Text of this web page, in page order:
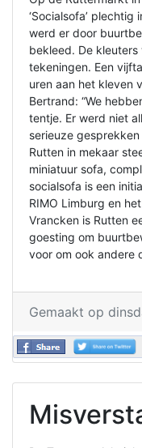
‘Socialsofa’
werd er door
bekleed. De kleuters
tekeningen. Een
uren aan het kleven
Bertrand: “We
tentje. Er werd niet
serieuze
Rutten in mekaar
miniatuur sofa,
socialsofa is een
RIMO Limburg en
Vrancken is Rutten
goesting om
voor om ook andere
Gemaakt op